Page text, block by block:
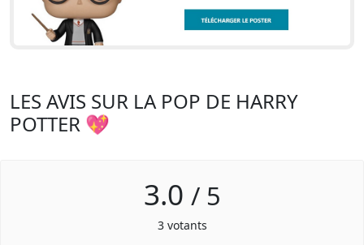
LES AVIS SUR LA POP DE HARRY
POTTER 💖
3.0 / 5
3votants